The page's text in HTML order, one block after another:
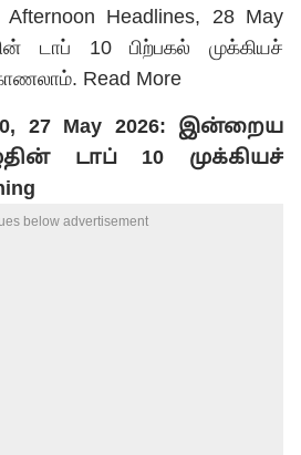
Headlines, 28 May
டாப் 10 பிற்பகல் முக்கியச்
Read More
27 May 2026: இன்றைய
டாப் 10 முக்கியச்
below advertisement